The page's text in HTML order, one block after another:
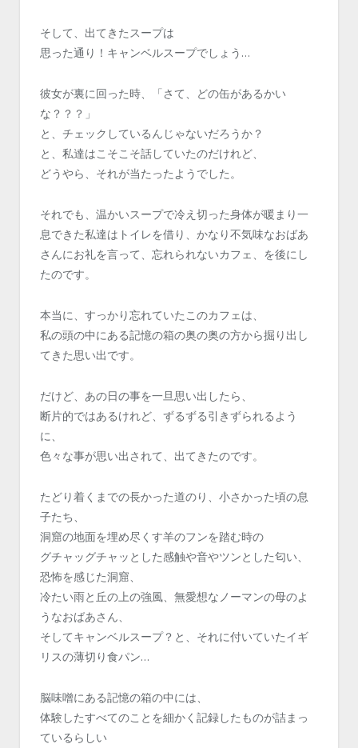
そして、出てきたスープは
思った通り！キャンベルスープでしょう…
彼女が裏に回った時、「さて、どの缶があるかい
な？？？」
と、チェックしているんじゃないだろうか？
と、私達はこそこそ話していたのだけれど、
どうやら、それが当たったようでした。
それでも、温かいスープで冷え切った身体が暖まり一
息できた私達はトイレを借り、かなり不気味なおばあ
さんにお礼を言って、忘れられないカフェ、を後にし
たのです。
本当に、すっかり忘れていたこのカフェは、
私の頭の中にある記憶の箱の奥の奥の方から掘り出し
てきた思い出です。
だけど、あの日の事を一旦思い出したら、
断片的ではあるけれど、ずるずる引きずられるよう
に、
色々な事が思い出されて、出てきたのです。
たどり着くまでの長かった道のり、小さかった頃の息
子たち、
洞窟の地面を埋め尽くす羊のフンを踏む時の
グチャッグチャッとした感触や音やツンとした匂い、
恐怖を感じた洞窟、
冷たい雨と丘の上の強風、無愛想なノーマンの母のよ
うなおばあさん、
そしてキャンベルスープ？と、それに付いていたイギ
リスの薄切り食パン…
脳味噌にある記憶の箱の中には、
体験したすべてのことを細かく記録したものが詰まっ
ているらしい